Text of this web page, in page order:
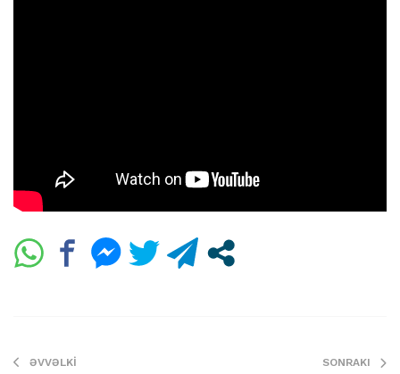
ƏVVƏLKI SONRAKI